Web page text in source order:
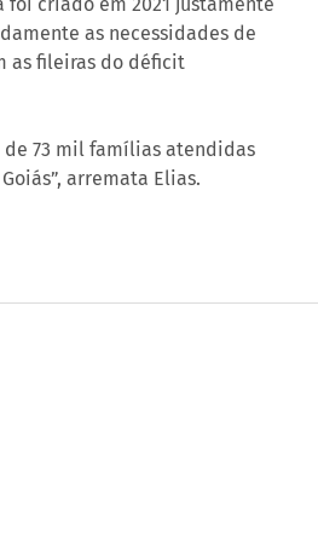
as necessidades de
as fileiras do déficit
de 73 mil famílias atendidas
arremata Elias.